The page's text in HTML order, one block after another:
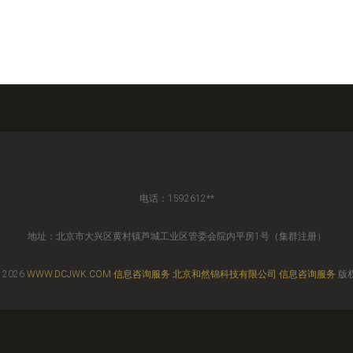
电话：1592612**
地址：北京市大兴区黄村镇芦城工业区管委会院内平房1号（集群注册）
2026 WWW.DCJWK.COM 信息咨询服务 北京和然锦科技有限公司 信息咨询服务 版